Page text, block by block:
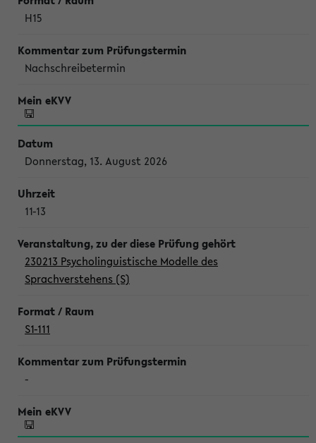
H15
Nachschreibetermin
Donnerstag, 13. August 2026
11-13
230213 Psycholinguistische Modelle des
Sprachverstehens (S)
S1-111
-